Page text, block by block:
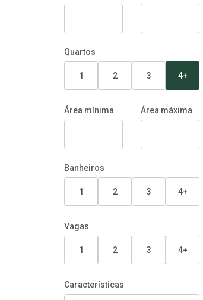
Quartos
1 2 3 4+
Área mínima Área máxima
Banheiros
1 2 3 4+
Vagas
1 2 3 4+
Características